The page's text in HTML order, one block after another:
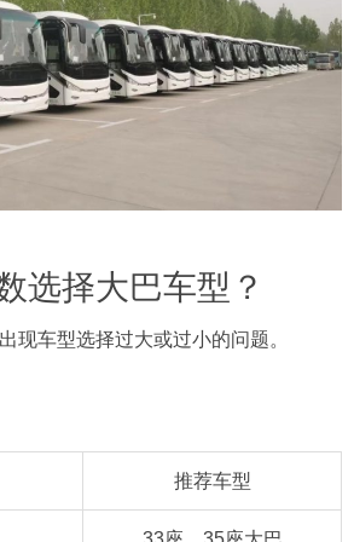
选择大巴车型？
现车型选择过大或过小的问题。
推荐车型